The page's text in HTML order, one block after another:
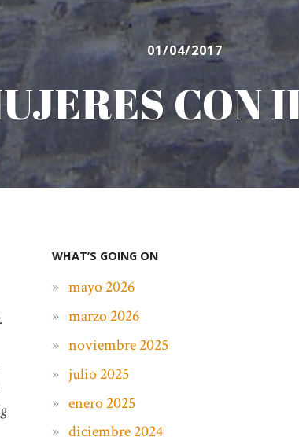
01/04/2017
CON
WHAT’S GOING ON
mayo 2026
marzo 2026
noviembre 2025
julio 2025
enero 2025
diciembre 2024